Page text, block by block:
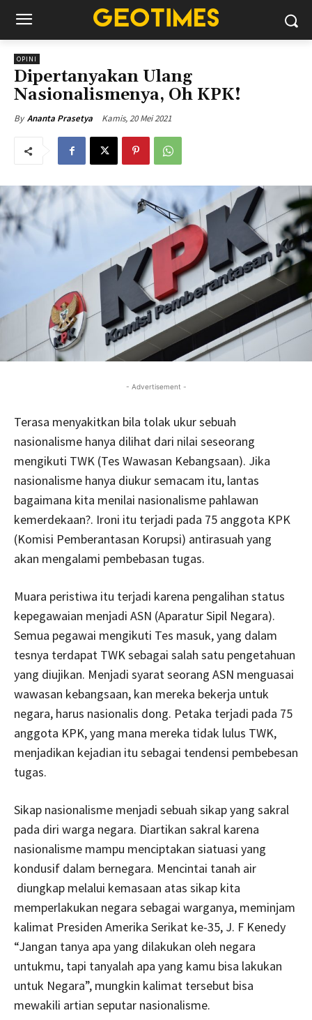
OPINI
Dipertanyakan Ulang
Nasionalismenya, Oh KPK!
By Ananta Prasetya Kamis, 20 Mei 2021
- Advertisement -
Terasa menyakitkan bila tolak ukur sebuah
nasionalisme hanya dilihat dari nilai seseorang
mengikuti TWK (Tes Wawasan Kebangsaan). Jika
nasionalisme hanya diukur semacam itu, lantas
bagaimana kita menilai nasionalisme pahlawan
kemerdekaan?. Ironi itu terjadi pada 75 anggota KPK
(Komisi Pemberantasan Korupsi) antirasuah yang
akan mengalami pembebasan tugas.
Muara peristiwa itu terjadi karena pengalihan status
kepegawaian menjadi ASN (Aparatur Sipil Negara).
Semua pegawai mengikuti Tes masuk, yang dalam
tesnya terdapat TWK sebagai salah satu pengetahuan
yang diujikan. Menjadi syarat seorang ASN menguasai
wawasan kebangsaan, kan mereka bekerja untuk
negara, harus nasionalis dong. Petaka terjadi pada 75
anggota KPK, yang mana mereka tidak lulus TWK,
menjadikan kejadian itu sebagai tendensi pembebesan
tugas.
Sikap nasionalisme menjadi sebuah sikap yang sakral
pada diri warga negara. Diartikan sakral karena
nasionalisme mampu menciptakan siatuasi yang
kondusif dalam bernegara. Mencintai tanah air
diungkap melalui kemasaan atas sikap kita
memperlakukan negara sebagai warganya, meminjam
kalimat Presiden Amerika Serikat ke-35, J. F Kenedy
“Jangan tanya apa yang dilakukan oleh negara
untukmu, tapi tanyalah apa yang kamu bisa lakukan
untuk Negara”, mungkin kalimat tersebut bisa
mewakili artian seputar nasionalisme.